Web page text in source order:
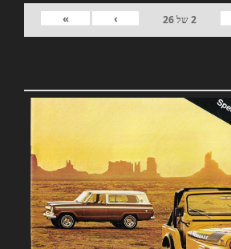
2של26
›
»